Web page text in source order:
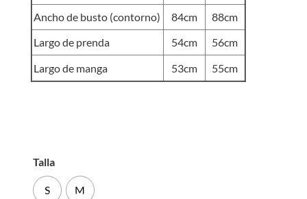
Ancho de busto (contorno)
84cm
88cm
Largo de prenda
54cm
56cm
Largo de manga
53cm 55cm
Talla
S M